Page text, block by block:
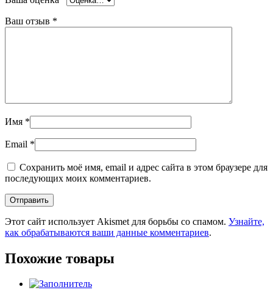
Ваш отзыв *
Имя *
Email *
Сохранить моё имя, email и адрес сайта в этом браузере для
последующих моих комментариев.
Этот сайт использует Akismet для борьбы со спамом. Узнайте,
как обрабатываются ваши данные комментариев.
Похожие товары